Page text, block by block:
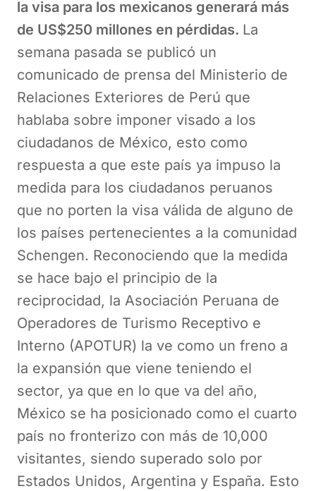
la visa para los mexicanos generará más
de US$250 millones en pérdidas. La
semana pasada se publicó un
comunicado de prensa del Ministerio de
Relaciones Exteriores de Perú que
hablaba sobre imponer visado a los
ciudadanos de México, esto como
respuesta a que este país ya impuso la
medida para los ciudadanos peruanos
que no porten la visa válida de alguno de
los países pertenecientes a la comunidad
Schengen. Reconociendo que la medida
se hace bajo el principio de la
reciprocidad, la Asociación Peruana de
Operadores de Turismo Receptivo e
Interno (APOTUR) la ve como un freno a
la expansión que viene teniendo el
sector, ya que en lo que va del año,
México se ha posicionado como el cuarto
país no fronterizo con más de 10,000
visitantes, siendo superado solo por
Estados Unidos, Argentina y España. Esto